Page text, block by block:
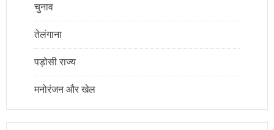
चुनाव
तेलंगाना
पड़ोसी राज्य
मनोरंजन और खेल